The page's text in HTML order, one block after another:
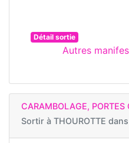
Détail sortie
Autres
CARAMBOLAGE, PORTES
Sortir à THOUROTTE